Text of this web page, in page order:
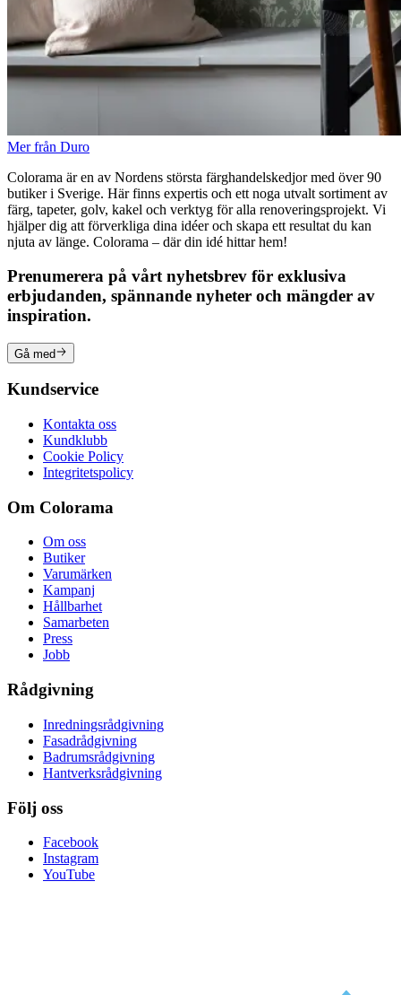
Mer från Duro
Colorama är en av Nordens största färghandelskedjor med över 90
butiker i Sverige. Här finns expertis och ett noga utvalt sortiment av
färg, tapeter, golv, kakel och verktyg för alla renoveringsprojekt. Vi
hjälper dig att förverkliga dina idéer och skapa ett resultat du kan
njuta av länge. Colorama – där din idé hittar hem!
Prenumerera på vårt nyhetsbrev för exklusiva
erbjudanden, spännande nyheter och mängder av
inspiration.
Gå med
Kundservice
Kontakta oss
Kundklubb
Cookie Policy
Integritetspolicy
Om Colorama
Om oss
Butiker
Varumärken
Kampanj
Hållbarhet
Samarbeten
Press
Jobb
Rådgivning
Inredningsrådgivning
Fasadrådgivning
Badrumsrådgivning
Hantverksrådgivning
Följ oss
Facebook
Instagram
YouTube